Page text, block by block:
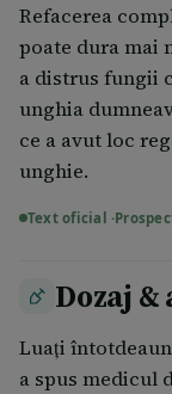
Refacerea
poate dura mai
a distrus fungii
unghia
ce a avut loc
unghie.
Text oficial ·
Dozaj
Luaţi
a spus medicul